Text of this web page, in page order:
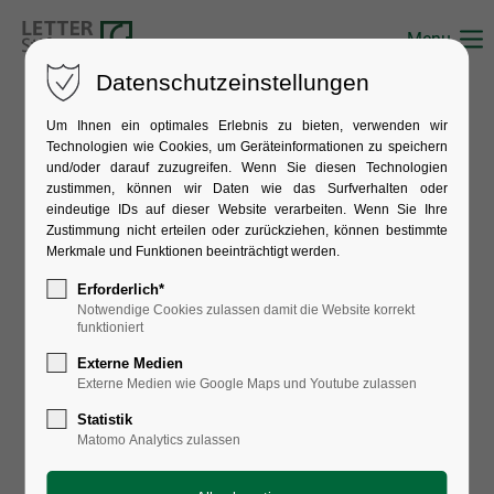
Menu
ARCHIV
Wer kennt es?
Datenschutzeinstellungen
Um Ihnen ein optimales Erlebnis zu bieten, verwenden wir
Technologien wie Cookies, um Geräteinformationen zu speichern
und/oder darauf zuzugreifen. Wenn Sie diesen Technologien
zustimmen, können wir Daten wie das Surfverhalten oder
eindeutige IDs auf dieser Website verarbeiten. Wenn Sie Ihre
Zustimmung nicht erteilen oder zurückziehen, können bestimmte
Merkmale und Funktionen beeinträchtigt werden.
Erforderlich*
Notwendige Cookies zulassen damit die Website korrekt
funktioniert
Externe Medien
Externe Medien wie Google Maps und Youtube zulassen
Statistik
Matomo Analytics zulassen